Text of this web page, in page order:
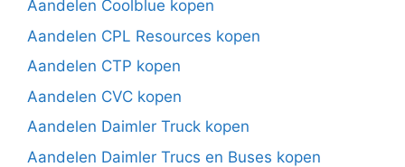
Aandelen Coolblue kopen
Aandelen CPL Resources kopen
Aandelen CTP kopen
Aandelen CVC kopen
Aandelen Daimler Truck kopen
Aandelen Daimler Trucs en Buses kopen